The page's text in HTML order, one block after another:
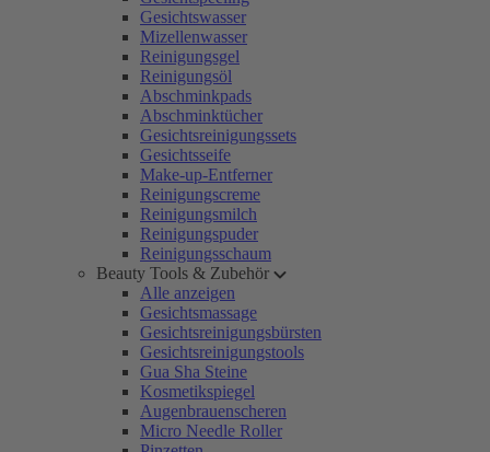
Gesichtswasser
Mizellenwasser
Reinigungsgel
Reinigungsöl
Abschminkpads
Abschminktücher
Gesichtsreinigungssets
Gesichtsseife
Make-up-Entferner
Reinigungscreme
Reinigungsmilch
Reinigungspuder
Reinigungsschaum
Beauty Tools & Zubehör
Alle anzeigen
Gesichtsmassage
Gesichtsreinigungsbürsten
Gesichtsreinigungstools
Gua Sha Steine
Kosmetikspiegel
Augenbrauenscheren
Micro Needle Roller